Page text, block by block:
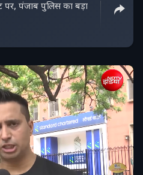
पर, पंजाब पुलिस का बड़ा